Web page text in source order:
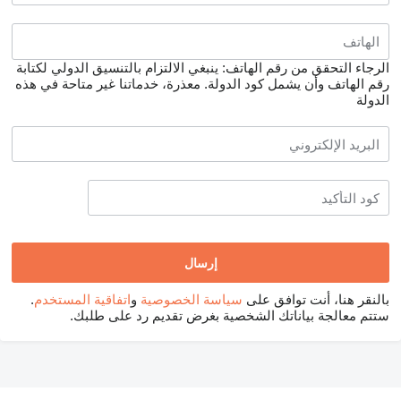
الرجاء التحقق من رقم الهاتف: ينبغي الالتزام بالتنسيق الدولي لكتابة
رقم الهاتف وأن يشمل كود الدولة. معذرة، خدماتنا غير متاحة في هذه
الدولة
بالنقر هنا، أنت توافق على سياسة الخصوصية واتفاقية المستخدم.
ستتم معالجة بياناتك الشخصية بغرض تقديم رد على طلبك.